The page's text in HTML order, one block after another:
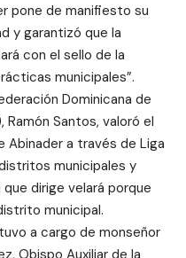
pone de manifiesto su
y garantizó que la
con el sello de la
municipales”.
Dominicana de
Santos, valoró el
Abinader a través de Liga
municipales y
dirige velará porque
municipal.
a cargo de monseñor
Obispo Auxiliar de la